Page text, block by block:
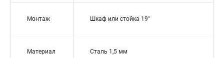
Монтаж Шкаф или стойка 19"
Материал
Сталь 1,5 мм